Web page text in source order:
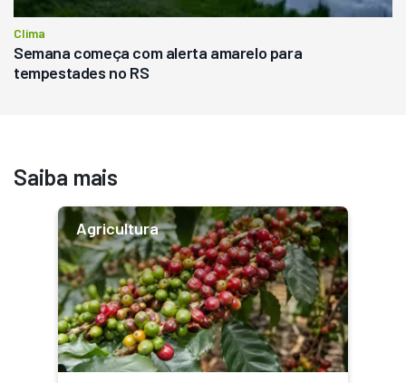
Clima
Semana começa com alerta amarelo para
tempestades no RS
Saiba mais
Agricultura